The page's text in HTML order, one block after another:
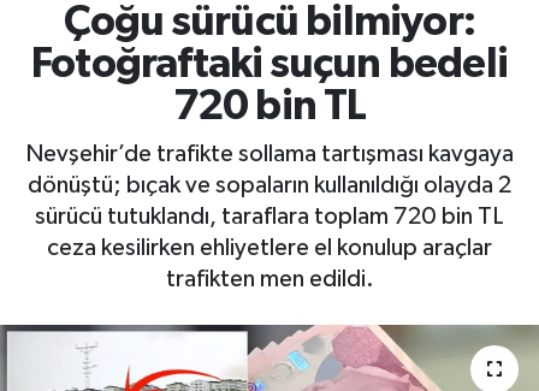
Çoğu sürücü bilmiyor:
Fotoğraftaki suçun bedeli
720 bin TL
Nevşehir’de trafikte sollama tartışması kavgaya
dönüştü; bıçak ve sopaların kullanıldığı olayda 2
sürücü tutuklandı, taraflara toplam 720 bin TL
ceza kesilirken ehliyetlere el konulup araçlar
trafikten men edildi.
Süper Lig Puan Durumu ve Fikstür
Tüm Manşetler
Haber Arşivi